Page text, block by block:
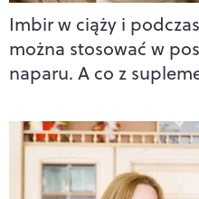
Imbir w ciąży i
można stosować w
naparu. A co z